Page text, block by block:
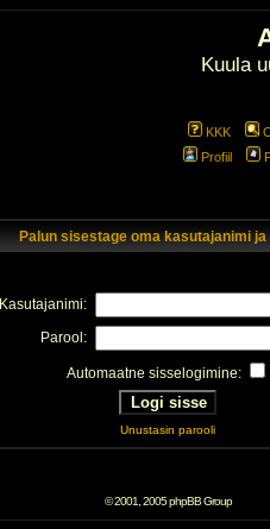
Kuula
KKK
Profiil
Palun sisestage oma kasutajanimi ja
Kasutajanimi:
Parool:
Automaatne sisselogimine:
Unustasin parooli
© 2001, 2005 phpBB Group